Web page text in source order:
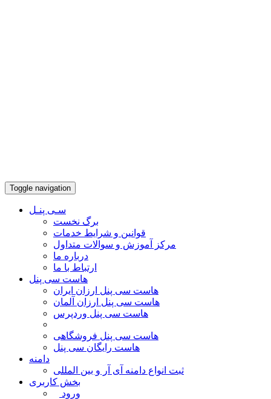
Toggle navigation
سـی پنـل
برگ نخست
قوانین و شرایط خدمات
مرکز آموزش و سوالات متداول
درباره ما
ارتباط با ما
هاست سی پنل
هاست سی پنل ارزان ایران
هاست سی پنل ارزان آلمان
هاست سی پنل وردپرس
هاست سی پنل فروشگاهی
هاست رایگان سی پنل
دامنه
ثبت انواع دامنه آی آر و بین المللی
بخش کاربری
ورود